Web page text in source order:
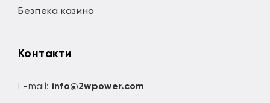
Безпека казино
Контакти
E-mail: info@2wpower.com